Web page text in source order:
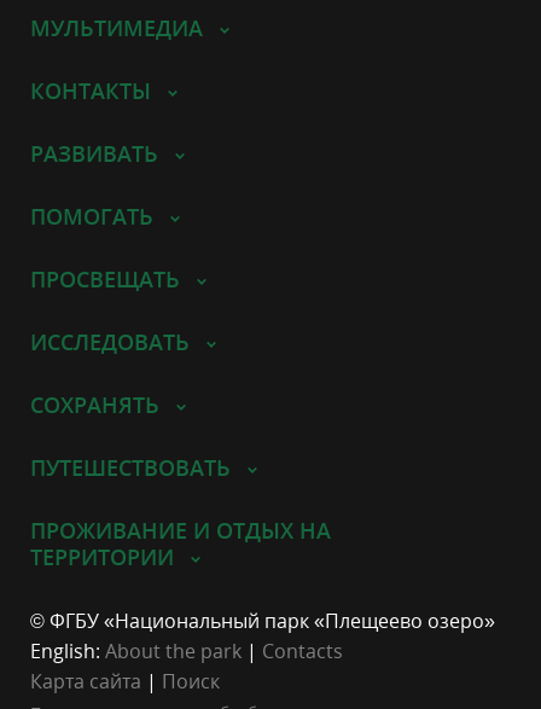
МУЛЬТИМЕДИА
КОНТАКТЫ
РАЗВИВАТЬ
ПОМОГАТЬ
ПРОСВЕЩАТЬ
ИССЛЕДОВАТЬ
СОХРАНЯТЬ
ПУТЕШЕСТВОВАТЬ
ПРОЖИВАНИЕ И ОТДЫХ НА
ТЕРРИТОРИИ
© ФГБУ «Национальный парк «Плещеево озеро»
English: About the park | Contacts
Карта сайта | Поиск